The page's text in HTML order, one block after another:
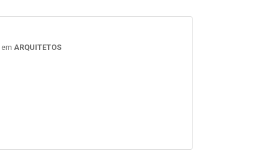
emARQUITETOS